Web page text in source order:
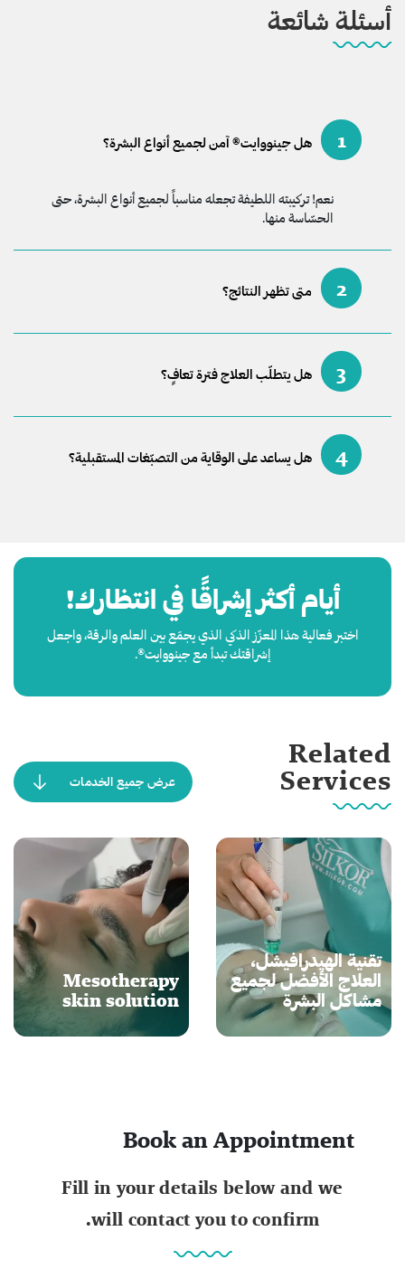
أسئلة شائعة
1 هل جينووايت® آمن لجميع أنواع البشرة؟
نعم! تركيبته اللطيفة تجعله مناسباً لجميع أنواع البشرة، حتى
الحسّاسة منها.
2 متى تظهر النتائج؟
3 هل يتطلّب العلاج فترة تعافٍ؟
4 هل يساعد على الوقاية من التصبّغات المستقبلية؟
أيام أكثر إشراقًا في انتظارك!
اختبر فعالية هذا المعزّز الذكي الذي يجمَع بين العلم والرقة، واجعل
إشراقتك تبدأ مع جينووايت®.
Related
Services عرض جميع الخدمات
تقنية الهيدرافيشل،
العلاج الأفضل لجميع
مشاكل البشرة
Mesotherapy
skin solution
Book an Appointment
Fill in your details below and we
will contact you to confirm.